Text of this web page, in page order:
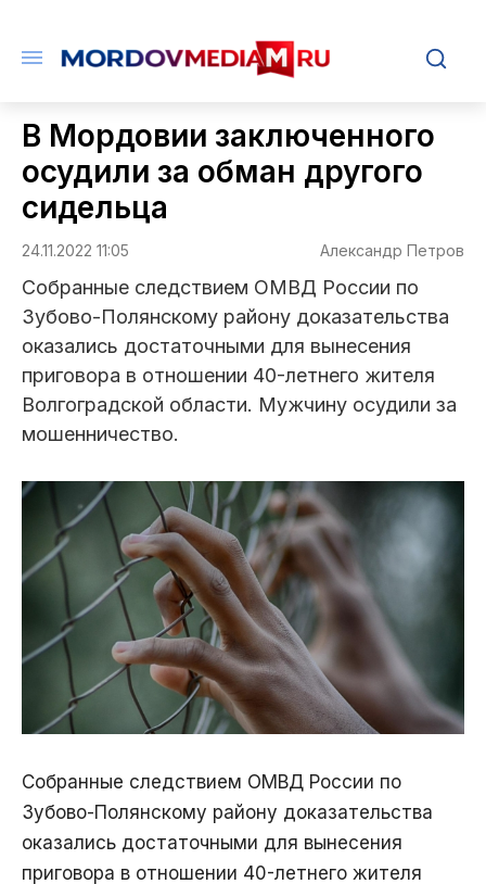
В Мордовии заключенного
осудили за обман другого
сидельца
24.11.2022 11:05 Александр Петров
Собранные следствием ОМВД России по
Зубово-Полянскому району доказательства
оказались достаточными для вынесения
приговора в отношении 40-летнего жителя
Волгоградской области. Мужчину осудили за
мошенничество.
Собранные следствием ОМВД России по
Зубово-Полянскому району доказательства
оказались достаточными для вынесения
приговора в отношении 40-летнего жителя